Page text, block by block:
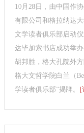
10月28日，由中国作
有限公司和格拉纳达
文学读者俱乐部启动
达毕加索书店成功举
胡邦胜，格大孔院外方
格大文哲学院白兰（
学读者俱乐部”揭牌。
[